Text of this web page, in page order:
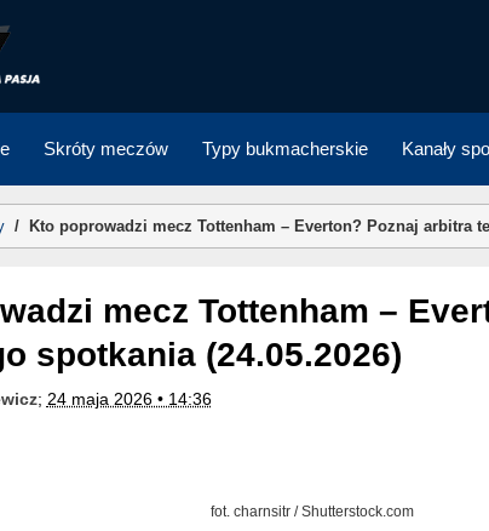
Skróty meczów Typy bukmacherskie Kanały
/ Kto poprowadzi mecz Tottenham – Everton? Poznaj arbitra
spotkania (24.05.2026)
; 24 maja 2026 • 14:36
fot. charnsitr / Shutterstock.com